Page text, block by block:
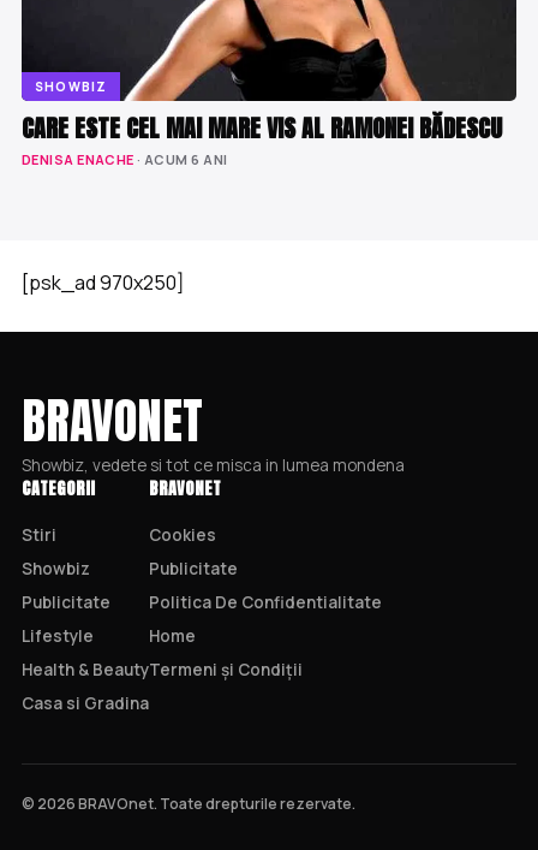
SHOWBIZ
CARE ESTE CEL MAI MARE VIS AL RAMONEI BĂDESCU
DENISA ENACHE · ACUM 6 ANI
[psk_ad 970x250]
BRAVONET
Showbiz, vedete si tot ce misca in lumea mondena
CATEGORII
Stiri
Showbiz
Publicitate
Lifestyle
Health & Beauty
Casa si Gradina
BRAVONET
Cookies
Publicitate
Politica De Confidentialitate
Home
Termeni și Condiții
© 2026 BRAVOnet. Toate drepturile rezervate.